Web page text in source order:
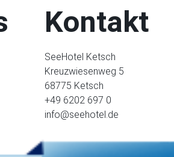
Kontakt
SeeHotel Ketsch
Kreuzwiesenweg 5
68775 Ketsch
+49 6202 697 0
info@seehotel.de